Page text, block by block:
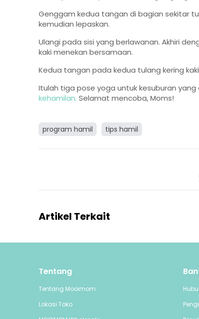
Genggam kedua tangan di bagian sekitar
kemudian lepaskan.
Ulangi pada sisi yang berlawanan. Akhiri
kaki menekan bersamaan.
Kedua tangan pada kedua tulang kering
Itulah tiga pose yoga untuk kesuburan
kehamilan. Selamat mencoba, Moms!
program hamil tips hamil
Artikel Terkait
Tentang
Tentang Mooimom
Lokasi Toko